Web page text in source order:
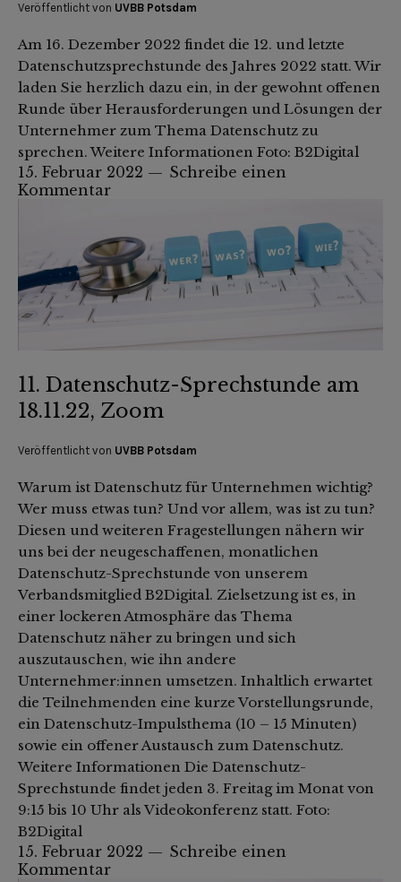
Veröffentlicht von UVBB Potsdam
Am 16. Dezember 2022 findet die 12. und letzte
Datenschutzsprechstunde des Jahres 2022 statt. Wir
laden Sie herzlich dazu ein, in der gewohnt offenen
Runde über Herausforderungen und Lösungen der
Unternehmer zum Thema Datenschutz zu
sprechen. Weitere Informationen Foto: B2Digital
15. Februar 2022
Schreibe einen
Kommentar
11. Datenschutz-Sprechstunde am
18.11.22, Zoom
Veröffentlicht von UVBB Potsdam
Warum ist Datenschutz für Unternehmen wichtig?
Wer muss etwas tun? Und vor allem, was ist zu tun?
Diesen und weiteren Fragestellungen nähern wir
uns bei der neugeschaffenen, monatlichen
Datenschutz-Sprechstunde von unserem
Verbandsmitglied B2Digital. Zielsetzung ist es, in
einer lockeren Atmosphäre das Thema
Datenschutz näher zu bringen und sich
auszutauschen, wie ihn andere
Unternehmer:innen umsetzen. Inhaltlich erwartet
die Teilnehmenden eine kurze Vorstellungsrunde,
ein Datenschutz-Impulsthema (10 – 15 Minuten)
sowie ein offener Austausch zum Datenschutz.
Weitere Informationen Die Datenschutz-
Sprechstunde findet jeden 3. Freitag im Monat von
9:15 bis 10 Uhr als Videokonferenz statt. Foto:
B2Digital
15. Februar 2022
Schreibe einen
Kommentar